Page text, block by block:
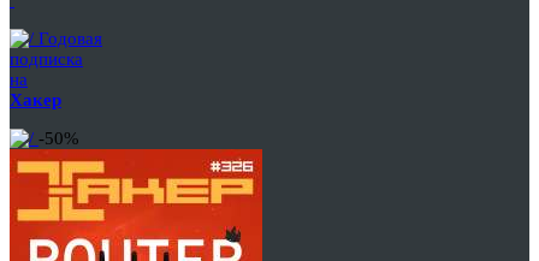
Годовая
подписка
на
Хакер
-50%